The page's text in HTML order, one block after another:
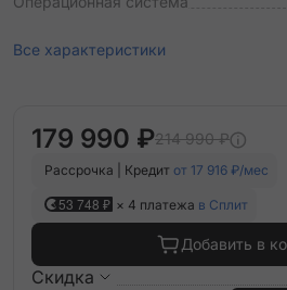
Все характеристики
179 990 ₽214 990 ₽
Рассрочка | Кредит от 17 916 ₽/мес
53 748 ₽ × 4 платежа в Сплит
Добавить в
Скидка